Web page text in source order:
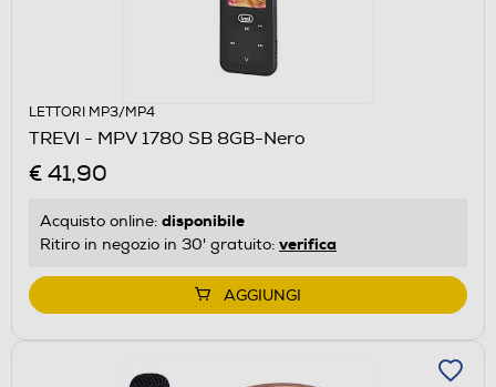
LETTORI MP3/MP4
TREVI - MPV 1780 SB 8GB-Nero
€ 41,90
Acquisto online: disponibile
Ritiro in negozio in 30' gratuito: verifica
AGGIUNGI